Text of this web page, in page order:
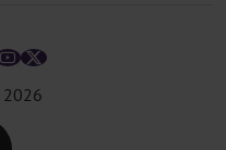
2026